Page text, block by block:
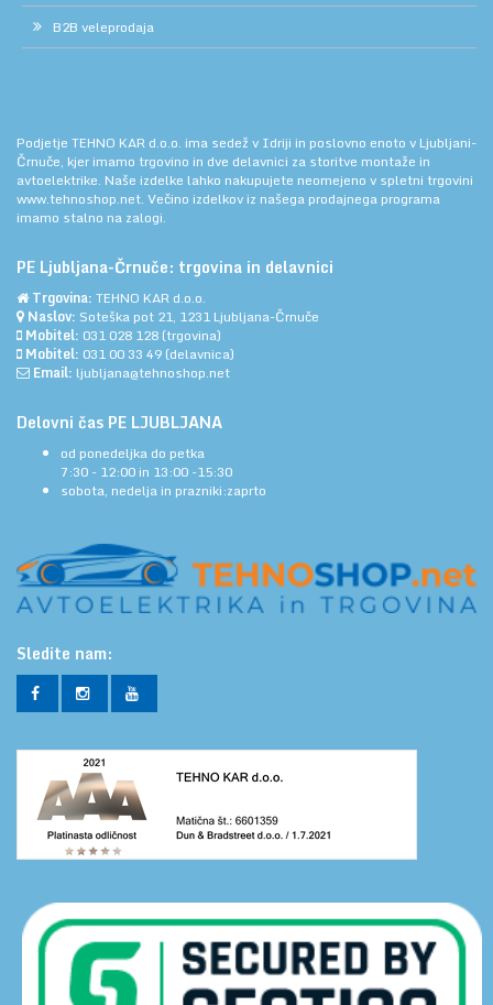
B2B veleprodaja
Podjetje TEHNO KAR d.o.o. ima sedež v Idriji in poslovno enoto v Ljubljani-
Črnuče, kjer imamo trgovino in dve delavnici za storitve montaže in
avtoelektrike. Naše izdelke lahko nakupujete neomejeno v spletni trgovini
www.tehnoshop.net. Večino izdelkov iz našega prodajnega programa
imamo stalno na zalogi.
PE Ljubljana-Črnuče: trgovina in delavnici
Trgovina: TEHNO KAR d.o.o.
Naslov: Soteška pot 21, 1231 Ljubljana-Črnuče
Mobitel: 031 028 128 (trgovina)
Mobitel: 031 00 33 49 (delavnica)
Email: ljubljana@tehnoshop.net
Delovni čas PE LJUBLJANA
od ponedeljka do petka
7:30 - 12:00 in 13:00 -15:30
sobota, nedelja in prazniki:zaprto
Sledite nam: